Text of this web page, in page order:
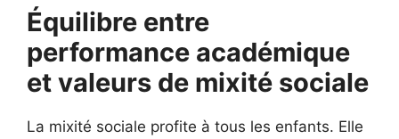
Équilibre entre
performance académique
et valeurs de mixité sociale
La mixité sociale profite à tous les enfants. Elle